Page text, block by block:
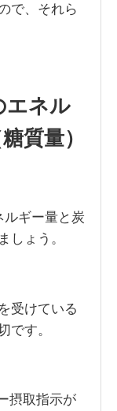
で、それら
エネル
質量）
ルギー量と炭
しょう。
受けている
です。
摂取指示が